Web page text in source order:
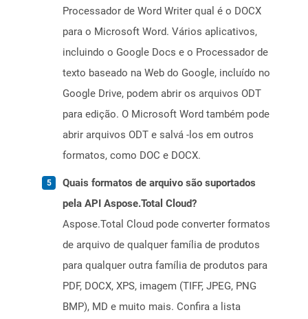
Processador de Word Writer qual é o DOCX
para o Microsoft Word. Vários aplicativos,
incluindo o Google Docs e o Processador de
texto baseado na Web do Google, incluído no
Google Drive, podem abrir os arquivos ODT
para edição. O Microsoft Word também pode
abrir arquivos ODT e salvá -los em outros
formatos, como DOC e DOCX.
Quais formatos de arquivo são suportados
pela API Aspose.Total Cloud?
Aspose.Total Cloud pode converter formatos
de arquivo de qualquer família de produtos
para qualquer outra família de produtos para
PDF, DOCX, XPS, imagem (TIFF, JPEG, PNG
BMP), MD e muito mais. Confira a lista